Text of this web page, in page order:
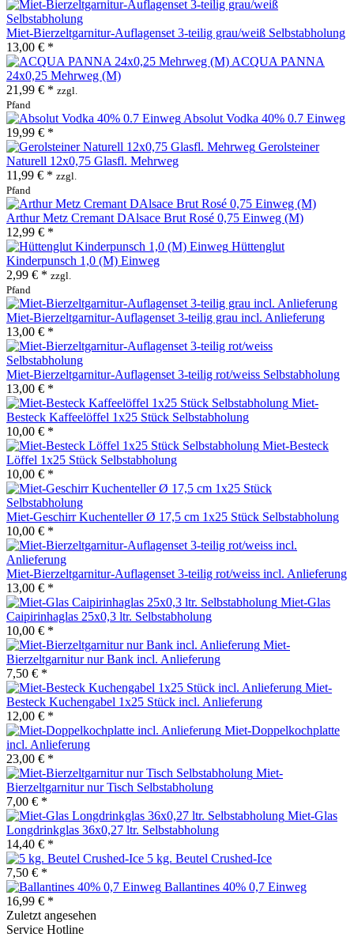
Miet-Bierzeltgarnitur-Auflagenset 3-teilig grau/weiß Selbstabholung
13,00 € *
ACQUA PANNA
24x0,25 Mehrweg (M)
21,99 € * zzgl.
Pfand
Absolut Vodka 40% 0.7 Einweg
19,99 € *
Gerolsteiner
Naturell 12x0,75 Glasfl. Mehrweg
11,99 € * zzgl.
Pfand
Arthur Metz Cremant DAlsace Brut Rosé 0,75 Einweg (M)
12,99 € *
Hüttenglut
Kinderpunsch 1,0 (M) Einweg
2,99 € * zzgl.
Pfand
Miet-Bierzeltgarnitur-Auflagenset 3-teilig grau incl. Anlieferung
13,00 € *
Miet-Bierzeltgarnitur-Auflagenset 3-teilig rot/weiss Selbstabholung
13,00 € *
Miet-
Besteck Kaffeelöffel 1x25 Stück Selbstabholung
10,00 € *
Miet-Besteck
Löffel 1x25 Stück Selbstabholung
10,00 € *
Miet-Geschirr Kuchenteller Ø 17,5 cm 1x25 Stück Selbstabholung
10,00 € *
Miet-Bierzeltgarnitur-Auflagenset 3-teilig rot/weiss incl. Anlieferung
13,00 € *
Miet-Glas
Caipirinhaglas 25x0,3 ltr. Selbstabholung
10,00 € *
Miet-
Bierzeltgarnitur nur Bank incl. Anlieferung
7,50 € *
Miet-
Besteck Kuchengabel 1x25 Stück incl. Anlieferung
12,00 € *
Miet-Doppelkochplatte
incl. Anlieferung
23,00 € *
Miet-
Bierzeltgarnitur nur Tisch Selbstabholung
7,00 € *
Miet-Glas
Longdrinkglas 36x0,27 ltr. Selbstabholung
14,40 € *
5 kg. Beutel Crushed-Ice
7,50 € *
Ballantines 40% 0,7 Einweg
16,99 € *
Zuletzt angesehen
Service Hotline